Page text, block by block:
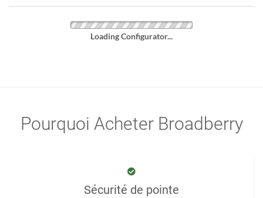
Loading Configurator...
Pourquoi Acheter Broadberry
Sécurité de pointe